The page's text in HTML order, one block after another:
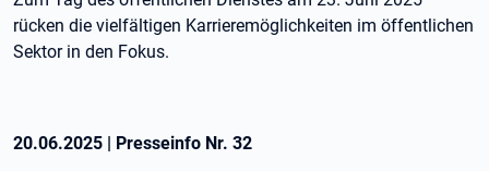
rücken die vielfältigen Karrieremöglichkeiten im öffentlichen
Sektor in den Fokus.
20.06.2025 | Presseinfo Nr. 32